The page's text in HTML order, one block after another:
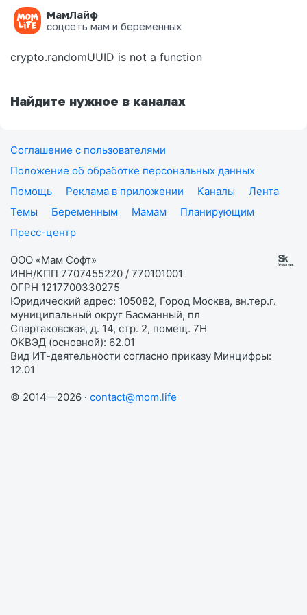
МамЛайф
соцсеть мам и беременных
Ошибка на странице
crypto.randomUUID is not a function
Найдите нужное в каналах
Соглашение с пользователями
Положение об обработке персональных данных
Помощь
Реклама в приложении Каналы
Лента
Темы
Беременным Мамам
Планирующим
Пресс-центр
ООО «Мам Софт»
ИНН/КПП 7707455220 / 770101001
ОГРН 1217700330275
Юридический адрес: 105082, Город Москва, вн.тер.г.
муниципальный округ Басманный, пл
Спартаковская, д. 14, стр. 2, помещ. 7Н
ОКВЭД (основной): 62.01
Вид ИТ-деятельности согласно приказу Минцифры:
12.01
© 2014—2026 · contact@mom.life